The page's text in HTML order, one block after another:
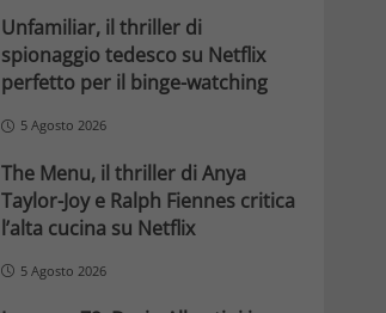
Unfamiliar, il thriller di
spionaggio tedesco su Netflix
perfetto per il binge-watching
5 Agosto 2026
The Menu, il thriller di Anya
Taylor-Joy e Ralph Fiennes critica
l’alta cucina su Netflix
5 Agosto 2026